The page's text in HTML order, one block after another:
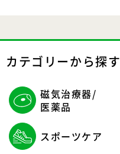
カテゴリーから探す
磁気治療器/
医薬品
スポーツケア